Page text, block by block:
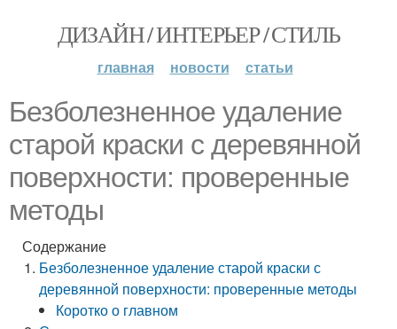
ДИЗАЙН / ИНТЕРЬЕР / СТИЛЬ
главная новости статьи
Безболезненное удаление
старой краски с деревянной
поверхности: проверенные
методы
Содержание
Безболезненное удаление старой краски с
деревянной поверхности: проверенные методы
Коротко о главном